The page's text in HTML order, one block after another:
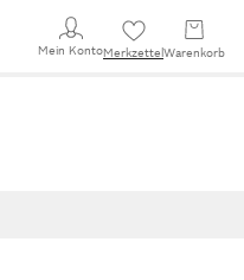
Mein KontoMerkzettel Warenkorb